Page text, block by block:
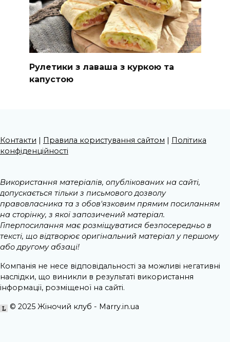
Рулетики з лаваша з куркою та
капустою
Контакти | Правила користування сайтом | Політика
конфіденційності
Використання матеріалів, опублікованих на сайті,
допускається тільки з письмового дозволу
правовласника та з обов'язковим прямим посиланням
на сторінку, з якої запозичений матеріал.
Гіперпосилання має розміщуватися безпосередньо в
тексті, що відтворює оригінальний матеріал у першому
або другому абзаці!
Компанія не несе відповідальності за можливі негативні
наслідки, що виникли в результаті використання
інформації, розміщеної на сайті.
© 2025 Жіночий клуб - Marry.in.ua